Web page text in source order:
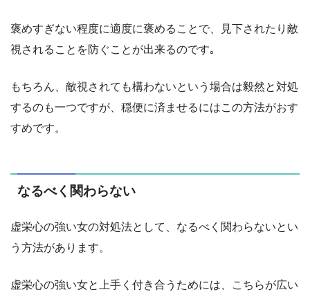
褒めすぎない程度に適度に褒めることで、見下されたり敵
視されることを防ぐことが出来るのです｡
もちろん、敵視されても構わないという場合は毅然と対処
するのも一つですが、穏便に済ませるにはこの方法がおす
すめです。
なるべく関わらない
虚栄心の強い女の対処法として、なるべく関わらないとい
う方法があります。
虚栄心の強い女と上手く付き合うためには、こちらが広い